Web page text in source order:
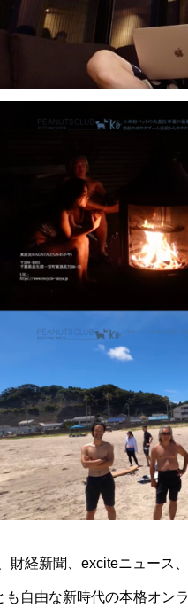
財経新聞、exciteニュース
自由な新時代の本格オン